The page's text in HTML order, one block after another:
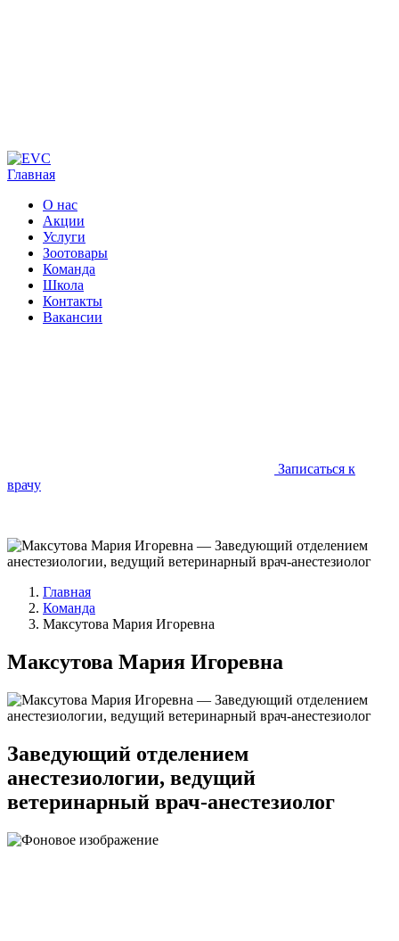
Главная
О нас
Акции
Услуги
Зоотовары
Команда
Школа
Контакты
Вакансии
Записаться к
врачу
Главная
Команда
Максутова Мария Игоревна
Максутова Мария Игоревна
Заведующий отделением
анестезиологии, ведущий
ветеринарный врач-анестезиолог